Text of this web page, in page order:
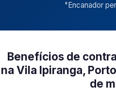
"Encanador
Benefícios de
na Vila Ipiranga,
de